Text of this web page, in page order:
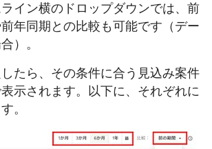
イン横のドロップダウンでは、前
年同期との比較も可能です（デー
）。
たら、その条件に合う見込み案件
示されます。以下に、それぞれに
。